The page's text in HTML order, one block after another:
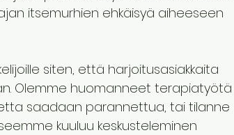
itsemurhien ehkäisyä aiheeseen
siten, että harjoitusasiakkaita
Olemme huomanneet terapiatyötä
saadaan parannettua, tai tilanne
kuuluu keskusteleminen